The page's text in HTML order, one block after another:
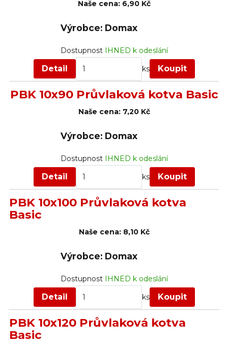
Naše cena:6,90 Kč
Výrobce: Domax
DostupnostIHNED k odeslání
Detail ks Koupit
PBK 10x90 Průvlaková kotva Basic
Naše cena:7,20 Kč
Výrobce: Domax
DostupnostIHNED k odeslání
Detail ks Koupit
PBK 10x100 Průvlaková kotva
Basic
Naše cena:8,10 Kč
Výrobce: Domax
DostupnostIHNED k odeslání
Detail ks Koupit
PBK 10x120 Průvlaková kotva
Basic